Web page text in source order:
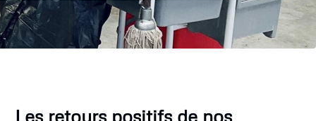
Les retours positifs de nos